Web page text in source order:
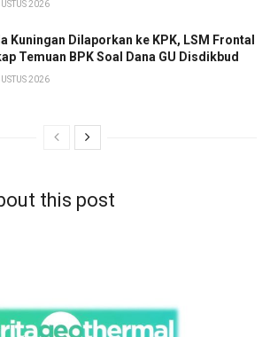
2026
Kuningan Dilaporkan ke KPK, LSM Frontal
Temuan BPK Soal Dana GU Disdikbud
2026
this post